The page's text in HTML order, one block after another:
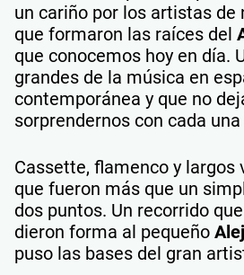
un cariño por los artistas de
que formaron las raíces del
que conocemos hoy en día.
grandes de la música en
contemporánea y que no
sorprendernos con cada
Cassette, flamenco y largos
que fueron más que un
dos puntos. Un recorrido
dieron forma al pequeño
puso las bases del gran